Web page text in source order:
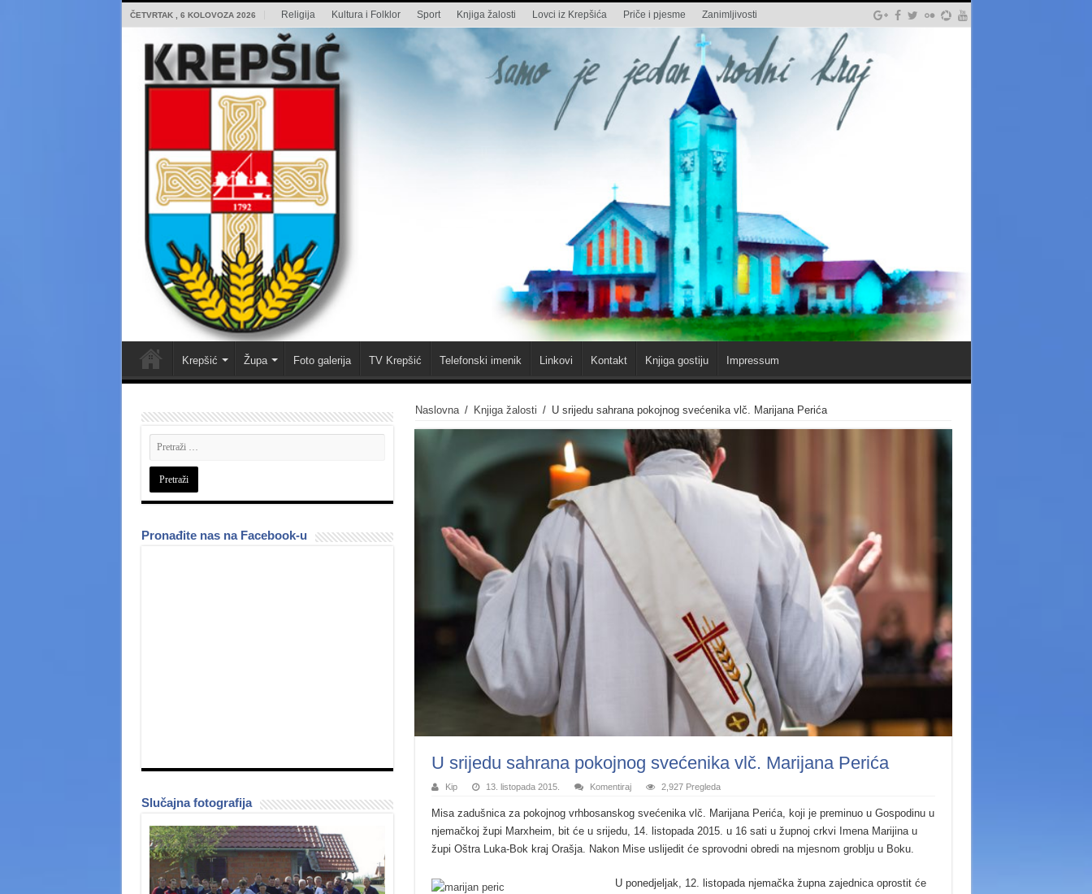
ČETVRTAK , 6 KOLOVOZA 2026 Religija Kultura i Folklor Sport Knjiga žalosti Lovci iz Krepšića Priče i pjesme Zanimljivosti
Krepšić Župa Foto galerija TV Krepšić Telefonski imenik Linkovi Kontakt Knjiga gostiju Impressum
Naslovna / Knjiga žalosti / U srijedu sahrana pokojnog svećenika vlč. Marijana Perića
U srijedu sahrana pokojnog svećenika vlč. Marijana Perića
Kip 13. listopada 2015. Komentiraj 2,927 Pregleda
Misa zadušnica za pokojnog vrhbosanskog svećenika vlč. Marijana Perića, koji je preminuo u Gospodinu u
njemačkoj župi Marxheim, bit će u srijedu, 14. listopada 2015. u 16 sati u župnoj crkvi Imena Marijina u
župi Oštra Luka-Bok kraj Orašja. Nakon Mise uslijedit će sprovodni obredi na mjesnom groblju u Boku.
U ponedjeljak, 12. listopada njemačka župna zajednica oprostit će
Pronađite nas na Facebook-u
Slučajna fotografija